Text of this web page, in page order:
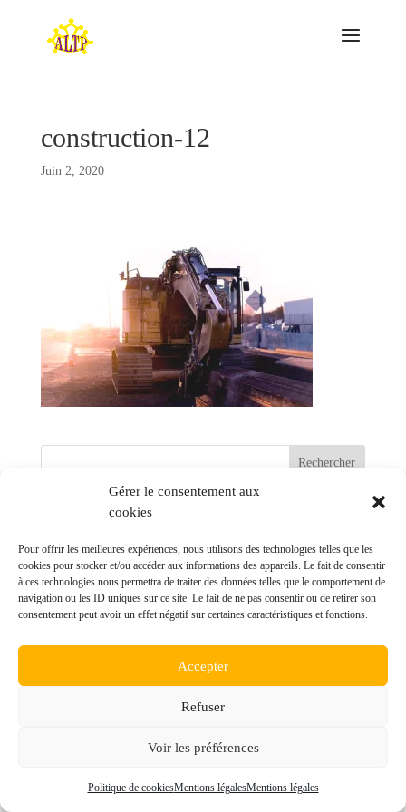
Gérer le consentement aux
cookies
Pour offrir les meilleures expériences, nous utilisons des technologies telles que les
cookies pour stocker et/ou accéder aux informations des appareils. Le fait de consentir
à ces technologies nous permettra de traiter des données telles que le comportement de
navigation ou les ID uniques sur ce site. Le fait de ne pas consentir ou de retirer son
consentement peut avoir un effet négatif sur certaines caractéristiques et fonctions.
Accepter
Refuser
Voir les préférences
Politique de cookiesMentions légalesMentions légales
construction-12
Juin 2, 2020
Commentaires récents
© ALTP Lauragais - RéalisationPOCA